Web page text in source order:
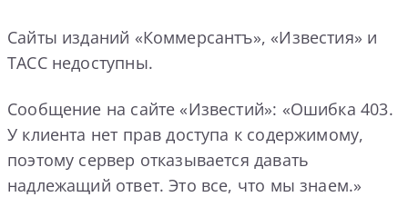
Сайты изданий «Коммерсантъ», «Известия» и
ТАСС недоступны.
Сообщение на сайте «Известий»: «Ошибка 403.
У клиента нет прав доступа к содержимому,
поэтому сервер отказывается давать
надлежащий ответ. Это все, что мы знаем.»